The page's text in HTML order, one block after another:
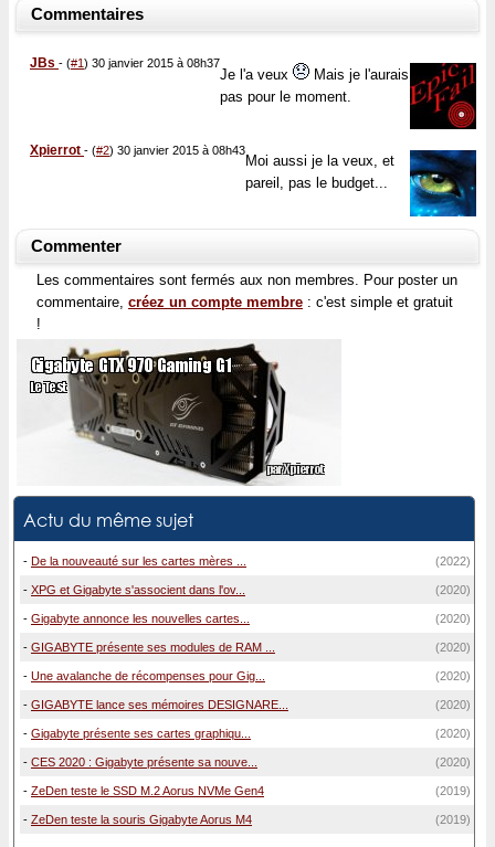
Commentaires
JBs - (#1) 30 janvier 2015 à 08h37
Je l'a veux
Mais je l'aurais
pas pour le moment.
Xpierrot - (#2) 30 janvier 2015 à 08h43
Moi aussi je la veux, et
pareil, pas le budget...
Commenter
Les commentaires sont fermés aux non membres. Pour poster un
commentaire, créez un compte membre : c'est simple et gratuit
!
Actu du même sujet
- De la nouveauté sur les cartes mères ... (2022)
- XPG et Gigabyte s'associent dans l'ov... (2020)
- Gigabyte annonce les nouvelles cartes... (2020)
- GIGABYTE présente ses modules de RAM ... (2020)
- Une avalanche de récompenses pour Gig... (2020)
- GIGABYTE lance ses mémoires DESIGNARE... (2020)
- Gigabyte présente ses cartes graphiqu... (2020)
- CES 2020 : Gigabyte présente sa nouve... (2020)
- ZeDen teste le SSD M.2 Aorus NVMe Gen4 (2019)
- ZeDen teste la souris Gigabyte Aorus M4 (2019)